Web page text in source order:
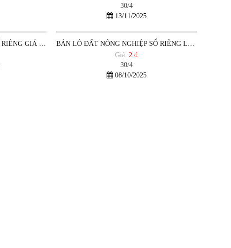
30/4
13/11/2025
Giá: 2 đ
30/4
08/10/2025